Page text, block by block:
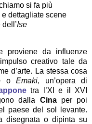
si fa più
dettagliate scene
dell’Ise
proviene da influenze
creativo tale da
d’arte. La stessa cosa
o Emaki, un’opera di
tra l’XI e il XVI
dalla Cinaper poi
paese del sol levante.
disegnata o dipinta su